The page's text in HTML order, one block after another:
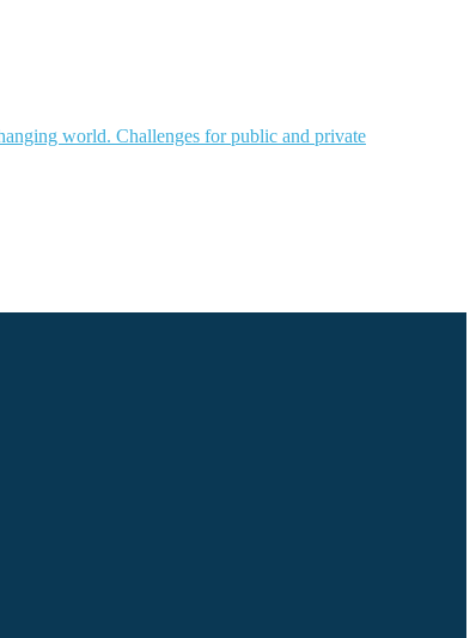
world. Challenges for public and private